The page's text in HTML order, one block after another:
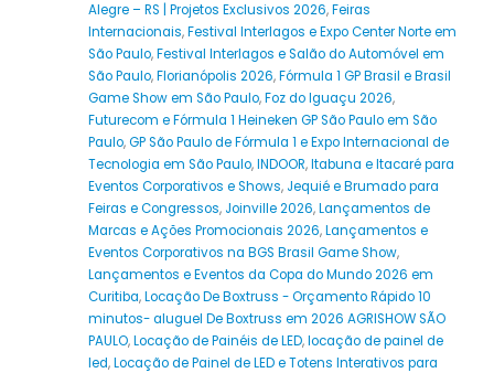
Alegre – RS | Projetos Exclusivos 2026,Feiras
Internacionais,Festival Interlagos e Expo Center Norte em
São Paulo,Festival Interlagos e Salão do Automóvel em
São Paulo,Florianópolis 2026,Fórmula 1 GP Brasil e Brasil
Game Show em São Paulo,Foz do Iguaçu 2026,
Futurecom e Fórmula 1 Heineken GP São Paulo em São
Paulo,GP São Paulo de Fórmula 1 e Expo Internacional de
Tecnologia em São Paulo,INDOOR,Itabuna e Itacaré para
Eventos Corporativos e Shows, Jequié e Brumado para
Feiras e Congressos, Joinville 2026,Lançamentos de
Marcas e Ações Promocionais 2026,Lançamentos e
Eventos Corporativos na BGS Brasil Game Show,
Lançamentos e Eventos da Copa do Mundo 2026 em
Curitiba,Locação De Boxtruss - Orçamento Rápido 10
minutos- aluguel De Boxtruss em 2026 AGRISHOW SÃO
PAULO,Locação de Painéis de LED,locação de painel de
led,Locação de Painel de LED e Totens Interativos para